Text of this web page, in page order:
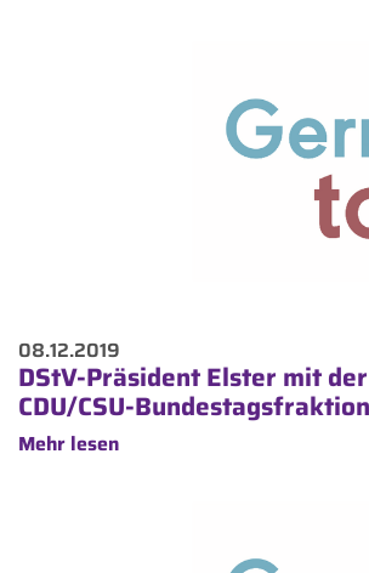
08.12.2019
DStV-Präsident Elster mit
CDU/CSU-
Mehr lesen